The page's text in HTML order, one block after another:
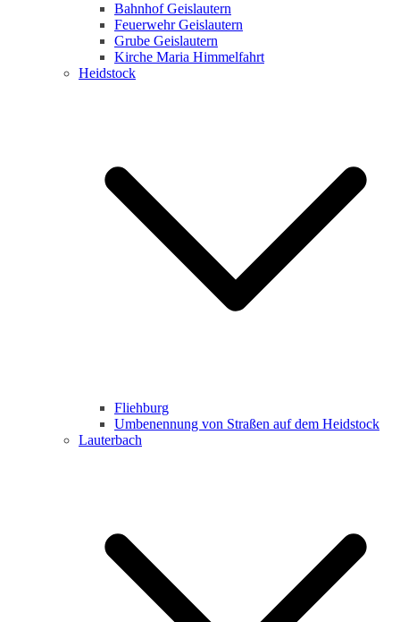
Bahnhof Geislautern
Feuerwehr Geislautern
Grube Geislautern
Kirche Maria Himmelfahrt
Heidstock
Fliehburg
Umbenennung von Straßen auf dem Heidstock
Lauterbach